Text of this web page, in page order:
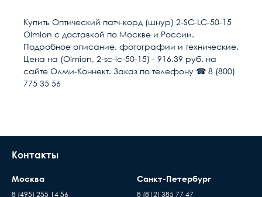
Разъем 1 SC/UPC
Разъем 2 LC/UPC
Длина м 15
Направление канала
Тип волокна MM 50/125 (ОМ2)
Условия доставки
Доставка осуществляется в течении 2-4
рабочих дней после поступления оплаты на
наш расчётный счёт
до подъезда или места куда может подъехать
происходит силами заказчика
Купить Оптический патч-корд (шнур) 2-SC-LC-50-15
Olmion с доставкой по Москве и России.
Подробное описание, фотографии и технические.
Цена на (Olmion, 2-sc-lc-50-15) - 916.39 руб. на
сайте Олми-Коннект. Заказ по телефону ☎ 8 (800)
775 35 56
Контакты
Москва
8 (495) 255 14 56
Санкт-Петербург
8 (812) 385 77 47